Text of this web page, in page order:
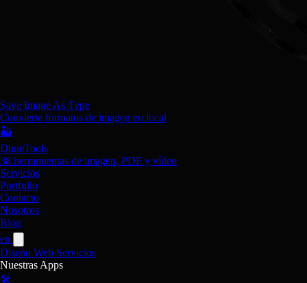
Save Image As Type
Convierte formatos de imagen en local
🏜️
DuneTools
38 herramientas de imagen, PDF y vídeo
Servicios
Portfolio
Contacto
Nosotros
Blog
en
Diseño Web Servicios
Nuestras Apps
🛠️